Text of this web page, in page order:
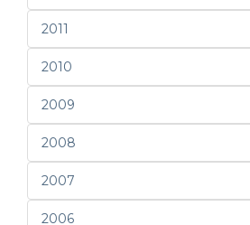
2011
2010
2009
2008
2007
2006